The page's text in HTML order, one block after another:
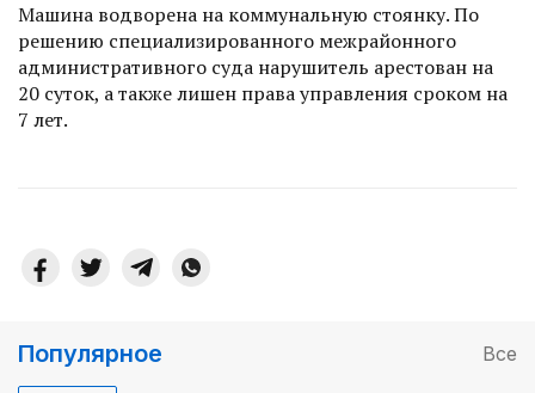
Машина водворена на коммунальную стоянку. По
решению специализированного межрайонного
административного суда нарушитель арестован на
20 суток, а также лишен права управления сроком на
7 лет.
Популярное Все